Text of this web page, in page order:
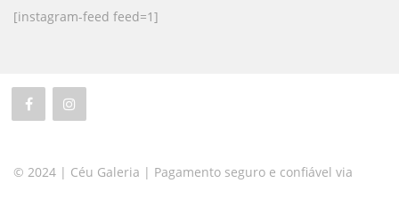
[instagram-feed feed=1]
© 2024 | Céu Galeria | Pagamento seguro e confiável via